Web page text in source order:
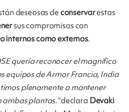
deseosas deconservarestas
sus compromisos con
internos como externos.
quería reconocer el magnífico
equipos de Armor Francia, India
plenamente a mantener
plantas.”declara Devaki